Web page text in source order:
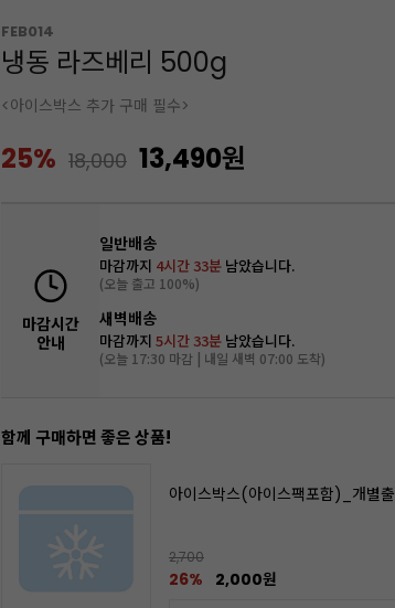
FEB014
냉동 라즈베리 500g
<아이스박스 추가 구매 필수>
25% 18,000 13,490원
마감시간
안내
일반배송
마감까지 4시간 33분 남았습니다.
(오늘 출고 100%)
새벽배송
마감까지 5시간 33분 남았습니다.
(오늘 17:30 마감 | 내일 새벽 07:00 도착)
함께 구매하면 좋은 상품!
아이스박스(아이스팩포함)_개별
2,700
26% 2,000원